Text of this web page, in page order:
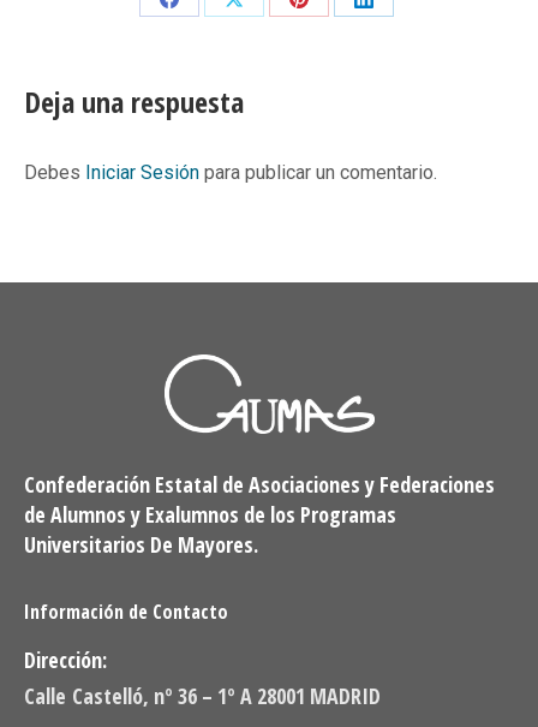
Share
Share
Share
Share
Deja una respuesta
Debes Iniciar Sesión para publicar un comentario.
Confederación Estatal de Asociaciones y Federaciones
de Alumnos y Exalumnos de los Programas
Universitarios De Mayores.
Información de Contacto
Dirección:
Calle Castelló, nº 36 – 1º A 28001 MADRID